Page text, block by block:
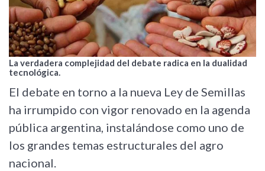
La verdadera complejidad del debate radica en la dualidad
tecnológica.
El debate en torno a la nueva Ley de Semillas
ha irrumpido con vigor renovado en la agenda
pública argentina, instalándose como uno de
los grandes temas estructurales del agro
nacional.